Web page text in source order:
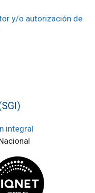
y/o autorización de